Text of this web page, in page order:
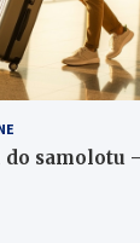
samolotu